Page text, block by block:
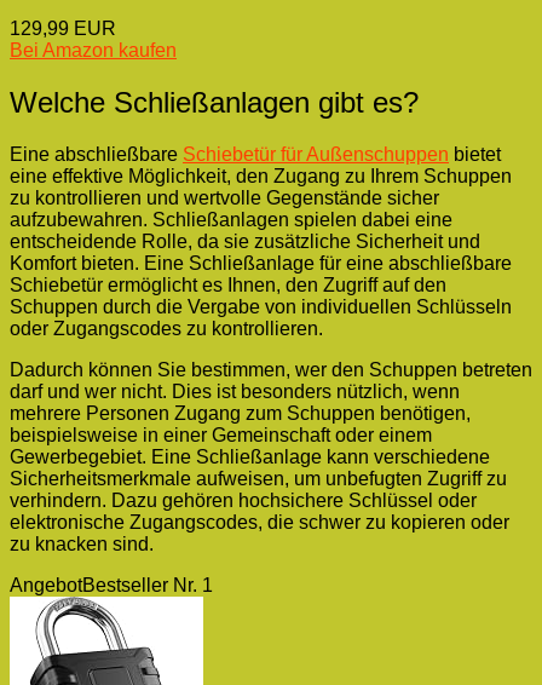
129,99 EUR
Bei Amazon kaufen
Welche Schließanlagen gibt es?
Eine abschließbare Schiebetür für Außenschuppen bietet
eine effektive Möglichkeit, den Zugang zu Ihrem Schuppen
zu kontrollieren und wertvolle Gegenstände sicher
aufzubewahren. Schließanlagen spielen dabei eine
entscheidende Rolle, da sie zusätzliche Sicherheit und
Komfort bieten. Eine Schließanlage für eine abschließbare
Schiebetür ermöglicht es Ihnen, den Zugriff auf den
Schuppen durch die Vergabe von individuellen Schlüsseln
oder Zugangscodes zu kontrollieren.
Dadurch können Sie bestimmen, wer den Schuppen betreten
darf und wer nicht. Dies ist besonders nützlich, wenn
mehrere Personen Zugang zum Schuppen benötigen,
beispielsweise in einer Gemeinschaft oder einem
Gewerbegebiet. Eine Schließanlage kann verschiedene
Sicherheitsmerkmale aufweisen, um unbefugten Zugriff zu
verhindern. Dazu gehören hochsichere Schlüssel oder
elektronische Zugangscodes, die schwer zu kopieren oder
zu knacken sind.
AngebotBestseller Nr. 1